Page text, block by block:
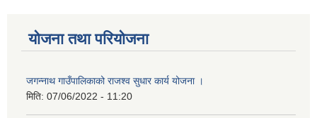
योजना तथा परियोजना
जगन्नाथ गाउँपालिकाको राजश्व सुधार कार्य योजना ।
मिति: 07/06/2022 - 11:20